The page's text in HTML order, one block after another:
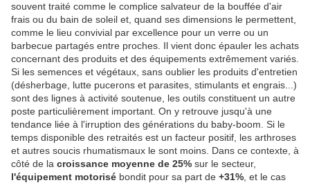
souvent traité comme le complice salvateur de la bouffée d'air
frais ou du bain de soleil et, quand ses dimensions le permettent,
comme le lieu convivial par excellence pour un verre ou un
barbecue partagés entre proches. Il vient donc épauler les achats
concernant des produits et des équipements extrêmement variés.
Si les semences et végétaux, sans oublier les produits d'entretien
(désherbage, lutte pucerons et parasites, stimulants et engrais...)
sont des lignes à activité soutenue, les outils constituent un autre
poste particulièrement important. On y retrouve jusqu'à une
tendance liée à l'irruption des générations du baby-boom. Si le
temps disponible des retraités est un facteur positif, les arthroses
et autres soucis rhumatismaux le sont moins. Dans ce contexte, à
côté de la croissance moyenne de 25% sur le secteur,
l'équipement motorisé bondit pour sa part de +31% , et le cas